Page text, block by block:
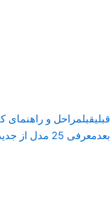
قبلیقبلمراحل و
بعدمعرفی 25 مدل از جدیدترین و بهترین میکاپ عروس اروپایی 2025